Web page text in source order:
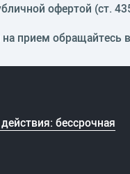
офертой (ст.
прием обращайтесь
бессрочная